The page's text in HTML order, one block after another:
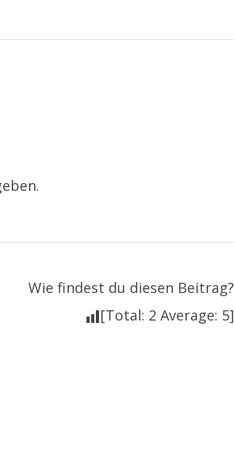
Wie findest du diesen Beitrag?
[Total: 2 Average: 5]